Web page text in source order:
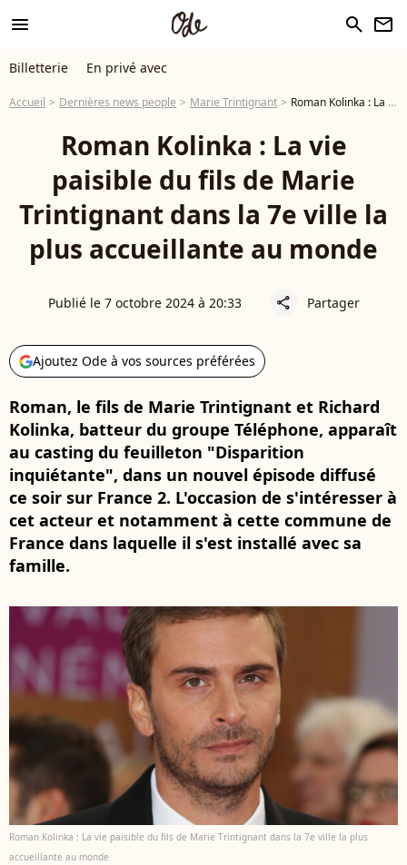
menu search newsletter
Billetterie En privé avec
Accueil Dernières news people Marie Trintignant Roman Kolinka : La vie paisible du fils de Marie Trintignant dans la 7e ville la plus accueillante au monde
Roman Kolinka : La vie
paisible du fils de Marie
Trintignant dans la 7e ville la
plus accueillante au monde
Publié le 7 octobre 2024 à 20:33 share Partager
Ajoutez Ode à vos sources préférées
Roman, le fils de Marie Trintignant et Richard
Kolinka, batteur du groupe Téléphone, apparaît
au casting du feuilleton "Disparition
inquiétante", dans un nouvel épisode diffusé
ce soir sur France 2. L'occasion de s'intéresser à
cet acteur et notamment à cette commune de
France dans laquelle il s'est installé avec sa
famille.
Roman Kolinka : La vie paisible du fils de Marie Trintignant dans la 7e ville la plus
accueillante au monde